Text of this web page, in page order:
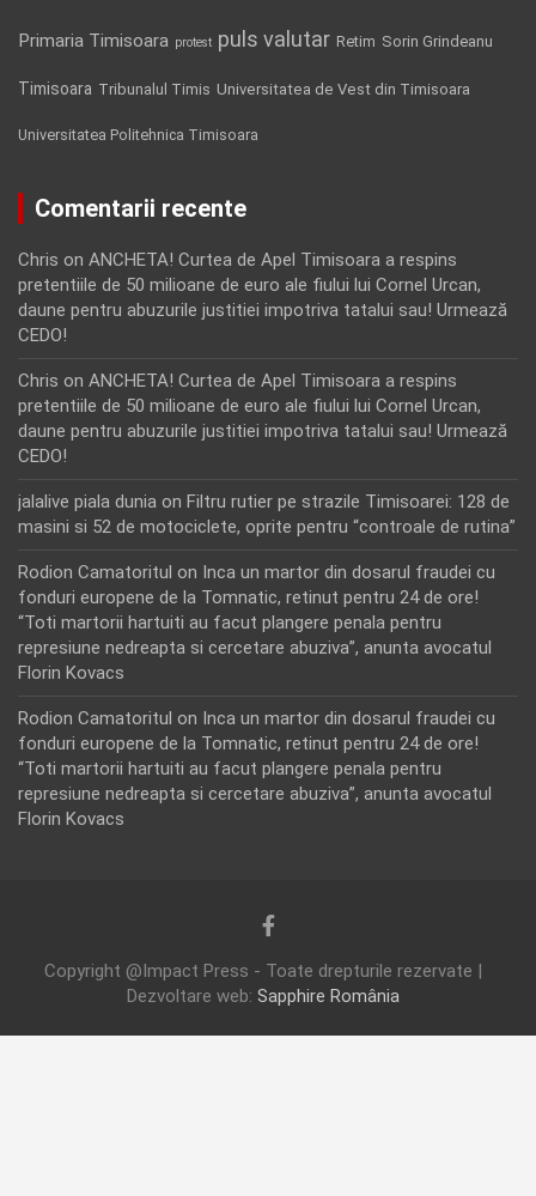
Primaria Timisoara protest puls valutar Retim Sorin Grindeanu
Timisoara Tribunalul Timis Universitatea de Vest din Timisoara
Universitatea Politehnica Timisoara
Comentarii recente
Chris on ANCHETA! Curtea de Apel Timisoara a respins
pretentiile de 50 milioane de euro ale fiului lui Cornel Urcan,
daune pentru abuzurile justitiei impotriva tatalui sau! Urmează
CEDO!
Chris on ANCHETA! Curtea de Apel Timisoara a respins
pretentiile de 50 milioane de euro ale fiului lui Cornel Urcan,
daune pentru abuzurile justitiei impotriva tatalui sau! Urmează
CEDO!
jalalive piala dunia on Filtru rutier pe strazile Timisoarei: 128 de
masini si 52 de motociclete, oprite pentru “controale de rutina”
Rodion Camatoritul on Inca un martor din dosarul fraudei cu
fonduri europene de la Tomnatic, retinut pentru 24 de ore!
“Toti martorii hartuiti au facut plangere penala pentru
represiune nedreapta si cercetare abuziva”, anunta avocatul
Florin Kovacs
Rodion Camatoritul on Inca un martor din dosarul fraudei cu
fonduri europene de la Tomnatic, retinut pentru 24 de ore!
“Toti martorii hartuiti au facut plangere penala pentru
represiune nedreapta si cercetare abuziva”, anunta avocatul
Florin Kovacs
Copyright @Impact Press - Toate drepturile rezervate |
Dezvoltare web: Sapphire România